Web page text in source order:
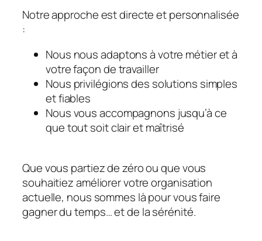
Notre approche est directe et personnalisée
:
Nous nous adaptons à votre métier et à
votre façon de travailler
Nous privilégions des solutions simples
et fiables
Nous vous accompagnons jusqu’à ce
que tout soit clair et maîtrisé
Que vous partiez de zéro ou que vous
souhaitiez améliorer votre organisation
actuelle, nous sommes là pour vous faire
gagner du temps… et de la sérénité.